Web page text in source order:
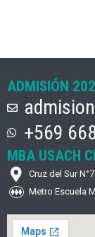
ADMISIÓN
+569
MBA USACH
Cruz del Sur
Metro Escuela